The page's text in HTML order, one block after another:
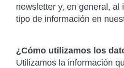
newsletter y, en general, al
tipo de información en
¿Cómo utilizamos los
Utilizamos la información